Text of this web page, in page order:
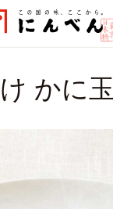
かに玉